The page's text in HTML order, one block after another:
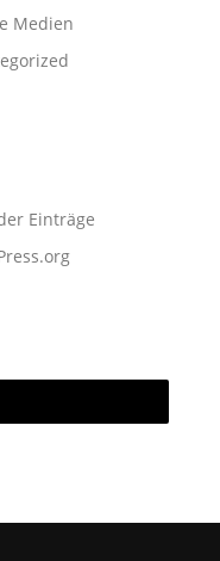
Medien
Einträge